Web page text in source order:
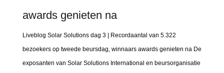
awards genieten na
Liveblog Solar Solutions dag 3 | Recordaantal van 5.322
bezoekers op tweede beursdag, winnaars awards genieten na De
exposanten van Solar Solutions International en beursorganisatie